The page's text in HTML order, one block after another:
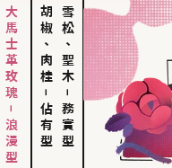
大馬士革玫瑰－浪漫型 胡椒、肉桂
－
佔有型
雪松、聖木
－
務實型